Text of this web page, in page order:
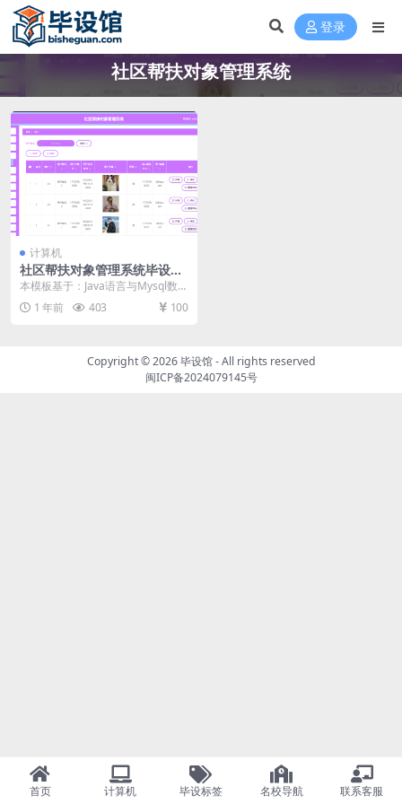
登录
社区帮扶对象管理系统
计算机
社区帮扶对象管理系统毕设模
板 毕业设计模板及毕业论文
本模板基于：Java语言与Mysql数据
库开发 系统功能实现 用户信息管理
用户...1 年前 403 100
Copyright © 2026毕设馆- All rights reserved
闽ICP备2024079145号
首页 计算机 毕设标签 名校导航 联系客服